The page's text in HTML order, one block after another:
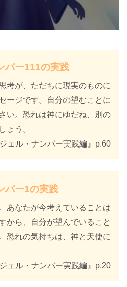
バー111の実践
考が、ただちに現実のものに
ージです。自分の望むことに
い。恐れは神にゆだね、別の
ょう。
ジェル・ナンバー実践編』p.60
バー1の実践
あなたが今考えていることは
から、自分が望んでいること
恐れの気持ちは、神と天使に
ジェル・ナンバー実践編』p.20